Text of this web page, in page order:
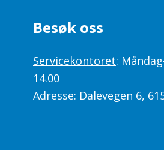
Besøk oss
Servicekontoret:
14.00
Adresse: Dalevegen 6,